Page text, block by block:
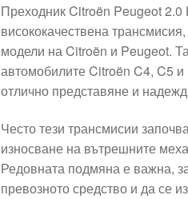
Преходник Citroën Peugeot
висококачествена
модели на Citroën и Peugeot.
автомобилите Citroën C4, C5
отлично представяне и
Често тези трансмисии
износване на вътрешните
Редовната подмяна е важна,
превозното средство и да се